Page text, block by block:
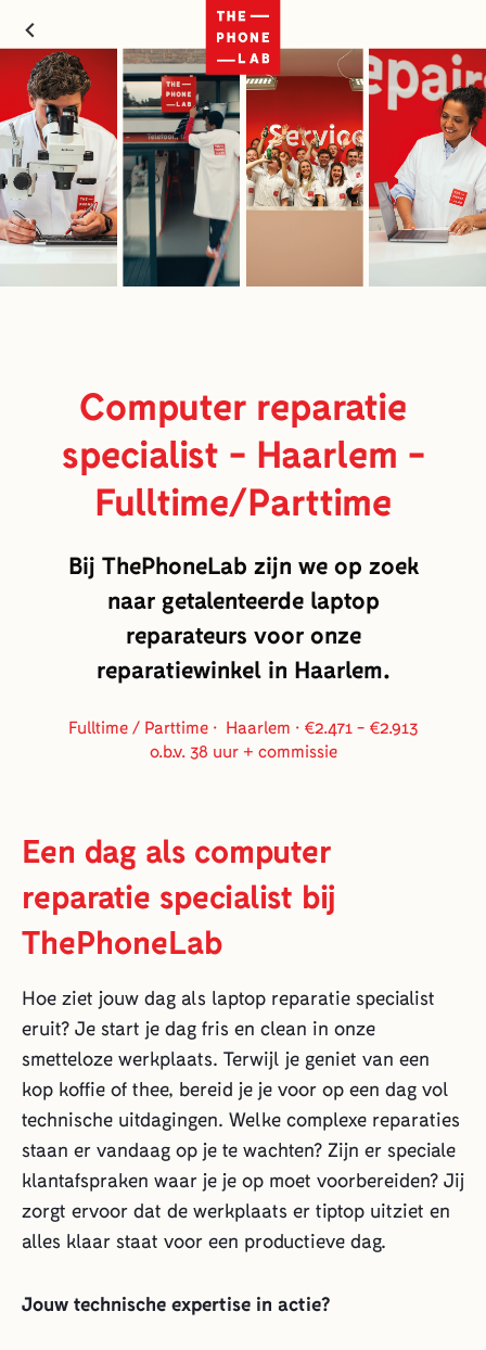
Computer reparatie
specialist - Haarlem -
Fulltime/Parttime
Bij ThePhoneLab zijn we op zoek
naar getalenteerde laptop
reparateurs voor onze
reparatiewinkel in Haarlem.
Fulltime / Parttime · Haarlem · €2.471 - €2.913
o.b.v. 38 uur + commissie
Een dag als computer
reparatie specialist bij
ThePhoneLab
Hoe ziet jouw dag als laptop reparatie specialist
eruit? Je start je dag fris en clean in onze
smetteloze werkplaats. Terwijl je geniet van een
kop koffie of thee, bereid je je voor op een dag vol
technische uitdagingen. Welke complexe reparaties
staan er vandaag op je te wachten? Zijn er speciale
klantafspraken waar je je op moet voorbereiden? Jij
zorgt ervoor dat de werkplaats er tiptop uitziet en
alles klaar staat voor een productieve dag.
Jouw technische expertise in actie?